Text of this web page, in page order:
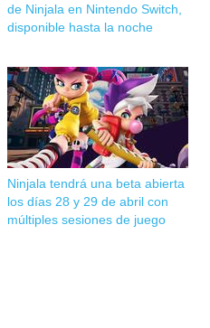
de Ninjala en Nintendo Switch,
disponible hasta la noche
Ninjala tendrá una beta abierta
los días 28 y 29 de abril con
múltiples sesiones de juego